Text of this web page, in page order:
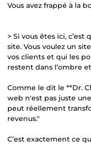
Vous avez frappé à la
> Si vous êtes ici, c’est
site. Vous voulez un
vos clients et qui les
restent dans l’ombre
Comme le dit le **Dr.
web n'est pas juste
peut réellement
revenus."
C’est exactement ce